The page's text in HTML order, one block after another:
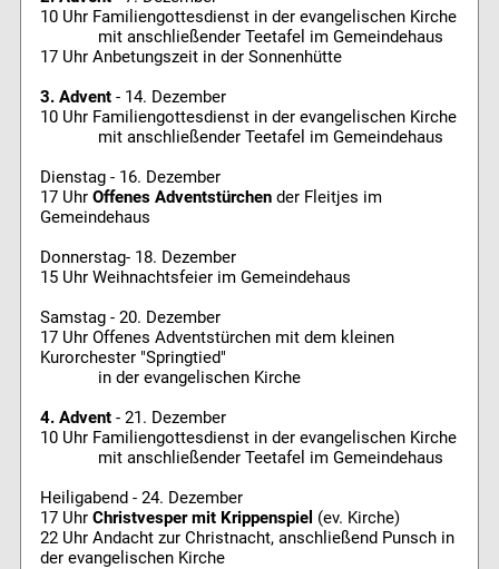
10 Uhr Familiengottesdienst in der evangelischen Kirche
mit anschließender Teetafel im Gemeindehaus
17 Uhr Anbetungszeit in der Sonnenhütte
3. Advent- 14. Dezember
10 Uhr Familiengottesdienst in der evangelischen Kirche
mit anschließender Teetafel im Gemeindehaus
Dienstag - 16. Dezember
17 Uhr Offenes Adventstürchender Fleitjes im
Gemeindehaus
Donnerstag- 18. Dezember
15 Uhr Weihnachtsfeier im Gemeindehaus
Samstag - 20. Dezember
17 Uhr Offenes Adventstürchen mit dem kleinen
Kurorchester "Springtied"
in der evangelischen Kirche
4. Advent- 21. Dezember
10 Uhr Familiengottesdienst in der evangelischen Kirche
mit anschließender Teetafel im Gemeindehaus
Heiligabend - 24. Dezember
17 Uhr Christvesper mit Krippenspiel (ev. Kirche)
22 Uhr Andacht zur Christnacht, anschließend Punsch in
der evangelischen Kirche